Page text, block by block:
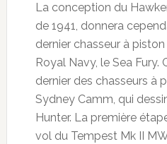
La conception du
de 1941, donnera
dernier chasseur à
Royal Navy, le Sea Fury.
dernier des chasseurs à
Sydney Camm, qui
Hunter. La première
vol du Tempest Mk II